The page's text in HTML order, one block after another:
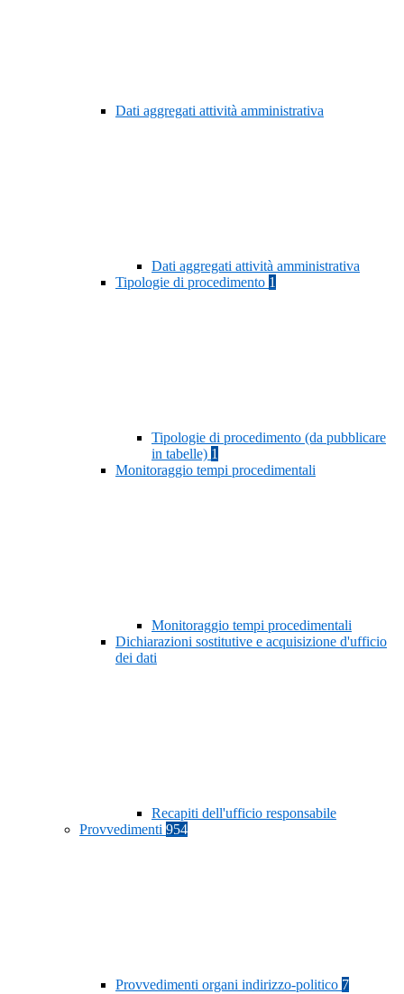
Dati aggregati attività amministrativa
Dati aggregati attività amministrativa
Tipologie di procedimento 1
Tipologie di procedimento (da pubblicare
in tabelle) 1
Monitoraggio tempi procedimentali
Monitoraggio tempi procedimentali
Dichiarazioni sostitutive e acquisizione d'ufficio
dei dati
Recapiti dell'ufficio responsabile
Provvedimenti 954
Provvedimenti organi indirizzo-politico 7